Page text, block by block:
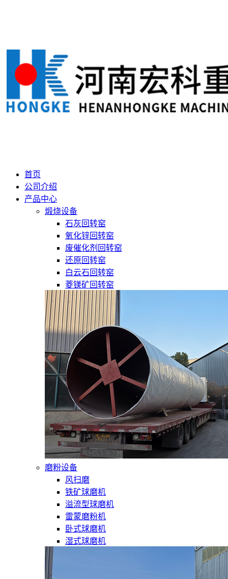
首页
公司介绍
产品中心
煅烧设备
石灰回转窑
氧化锌回转窑
废催化剂回转窑
还原回转窑
白云石回转窑
菱镁矿回转窑
磨粉设备
风扫磨
铁矿球磨机
溢流型球磨机
雷蒙磨粉机
卧式球磨机
湿式球磨机